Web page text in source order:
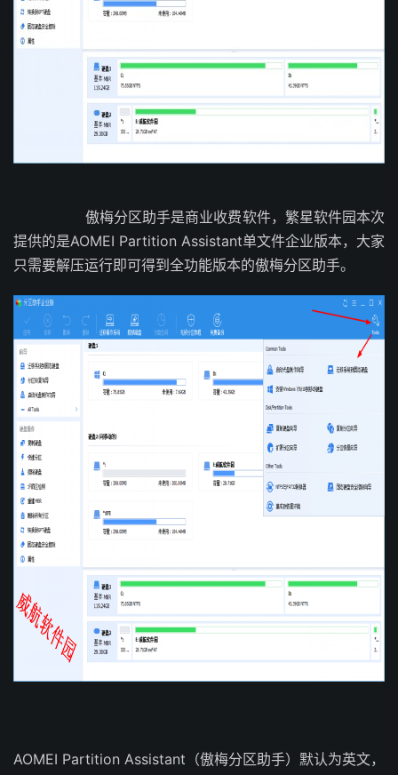
傲梅分区助手是商业收费软件，繁星软件园本次
提供的是AOMEI Partition Assistant单文件企业版本，大家
只需要解压运行即可得到全功能版本的傲梅分区助手。
AOMEI Partition Assistant（傲梅分区助手）默认为英文，